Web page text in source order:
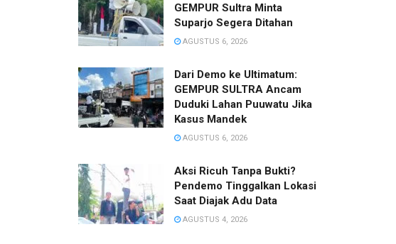
GEMPUR Sultra Minta
Suparjo Segera Ditahan
AGUSTUS 6, 2026
Dari Demo ke Ultimatum:
GEMPUR SULTRA Ancam
Duduki Lahan Puuwatu Jika
Kasus Mandek
AGUSTUS 6, 2026
Aksi Ricuh Tanpa Bukti?
Pendemo Tinggalkan Lokasi
Saat Diajak Adu Data
AGUSTUS 4, 2026